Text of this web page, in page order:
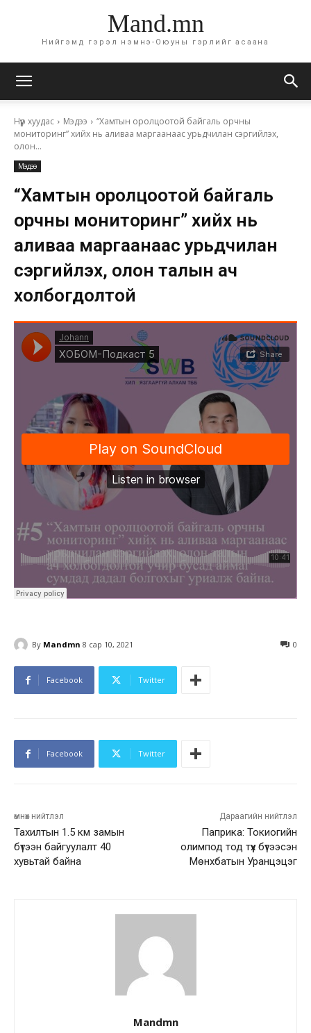
Mand.mn
Нийгэмд гэрэл нэмнэ-Оюуны гэрлийг асаана
Нүүр хуудас Мэдээ
“Хамтын оролцоотой байгаль орчны
мониторинг” хийх нь аливаа маргаанаас урьдчилан сэргийлэх,
олон...
Мэдээ
“Хамтын оролцоотой байгаль
орчны мониторинг” хийх нь
аливаа маргаанаас урьдчилан
сэргийлэх, олон талын ач
холбогдолтой
By Mandmn 8 сар 10, 2021 0
Facebook Twitter
Facebook Twitter
өмнөх нийтлэл
Тахилтын 1.5 км замын
бүтээн байгуулалт 40
хувьтай байна
Дараагийн нийтлэл
Паприка: Токиогийн
олимпод тод түүх бүтээсэн
Мөнхбатын Уранцэцэг
Mandmn